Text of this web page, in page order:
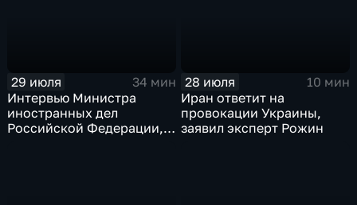
29 июля
34 мин
Интервью Министра
иностранных дел
Российской Федерации,
28 июля
10 мин
Иран ответит на
провокации Украины,
заявил эксперт Рожин